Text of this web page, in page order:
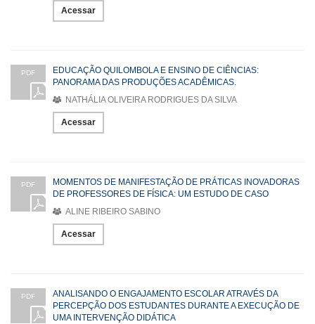
Acessar
PDF
EDUCAÇÃO QUILOMBOLA E ENSINO DE CIÊNCIAS:
PANORAMA DAS PRODUÇÕES ACADÊMICAS.
NATHÁLIA OLIVEIRA RODRIGUES DA SILVA
Acessar
PDF
MOMENTOS DE MANIFESTAÇÃO DE PRÁTICAS INOVADORAS
DE PROFESSORES DE FÍSICA: UM ESTUDO DE CASO
ALINE RIBEIRO SABINO
Acessar
PDF
ANALISANDO O ENGAJAMENTO ESCOLAR ATRAVÉS DA
PERCEPÇÃO DOS ESTUDANTES DURANTE A EXECUÇÃO DE
UMA INTERVENÇÃO DIDÁTICA